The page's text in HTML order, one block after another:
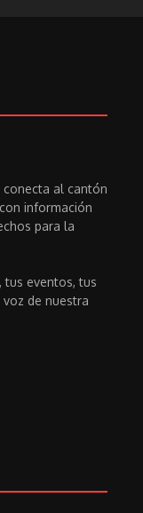
conecta al cantón
información
para la
tus eventos, tus
de nuestra